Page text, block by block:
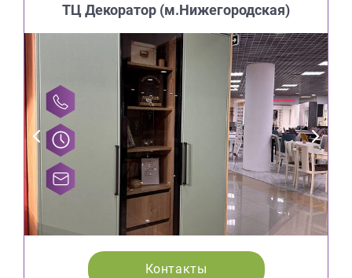
ТЦ Декоратор (м.Нижегородская)
Контакты